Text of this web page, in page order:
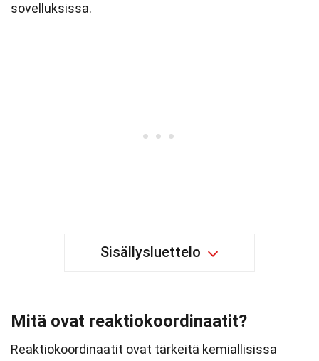
sovelluksissa.
Sisällysluettelo
Mitä ovat reaktiokoordinaatit?
Reaktiokoordinaatit ovat tärkeitä kemiallisissa